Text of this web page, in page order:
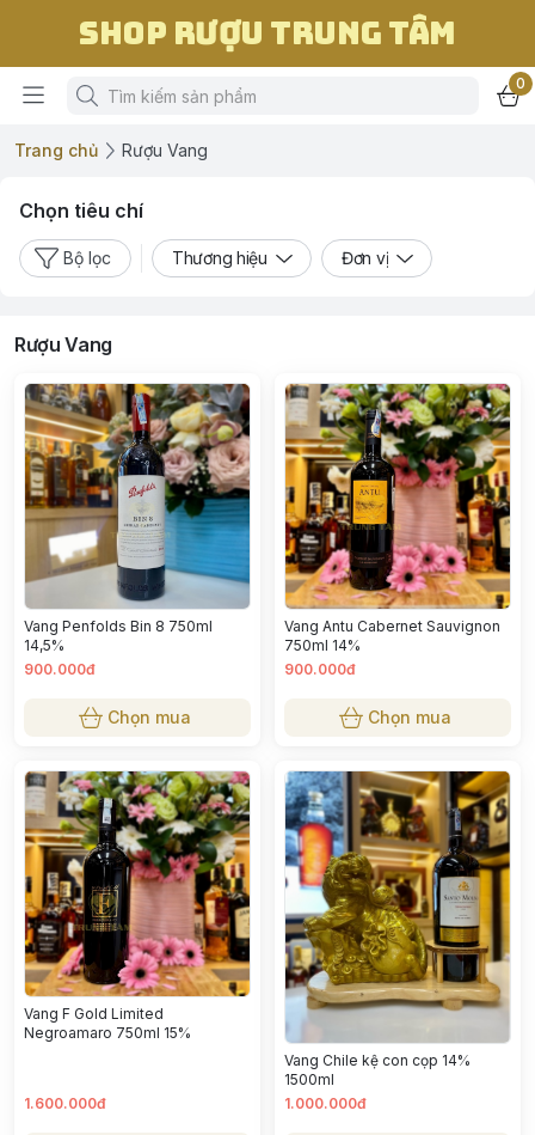
Shop Rượu Trung Tâm
0
Trang chủ Rượu Vang
Chọn tiêu chí
Bộ lọc Thương hiệu Đơn vị
Rượu Vang
Vang Penfolds Bin 8 750ml
14,5%
900.000đ
Chọn mua
Vang Antu Cabernet Sauvignon
750ml 14%
900.000đ
Chọn mua
Vang F Gold Limited
Negroamaro 750ml 15%
1.600.000đ
Vang Chile kệ con cọp 14%
1500ml
1.000.000đ